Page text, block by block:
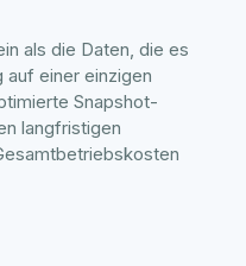
als die Daten, die es
auf einer einzigen
Snapshot-
langfristigen